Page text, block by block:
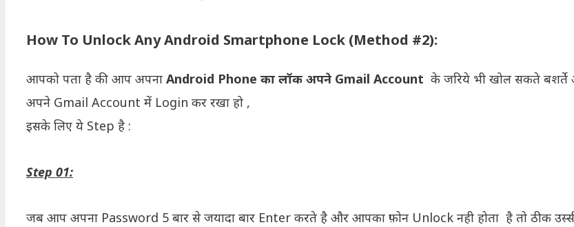
How To Unlock Any Android Smartphone Lock (Method #2):
आपको पता है की आप अपना Android Phone का लॉक अपने Gmail Account के जरिये भी खोल सकते
अपने Gmail Account में Login कर रखा हो ,
इसके लिए ये Step है :
Step 01:
जब आप अपना Password 5 बार से जयादा बार Enter करते है और आपका फ़ोन Unlock नही होता है तो ठीक